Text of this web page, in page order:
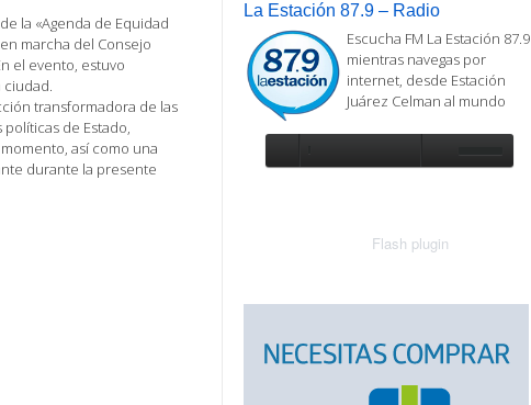
la «Agenda de Equidad
marcha del Consejo
el evento, estuvo
ciudad.
transformadora de las
de Estado,
así como una
durante la presente
La Estación 87.9 – Radio
Escucha FM La Estación 87.9
mientras navegas por
internet, desde Estación
Juárez Celman al mundo
Flash plugin